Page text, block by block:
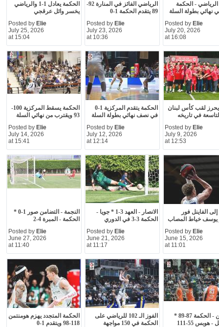
الحكمة يعادل 1-1 والرياضي
يخسر وائل عرقجي
Posted by Elie
July 25, 2026
at 15:04
الرياضي الفائز في المنارة 92-
89 يتقدم الحكمة 1-0
Posted by Elie
July 23, 2026
at 10:36
- الحكمة
نهائي بطولة السلة
Posted by Elie
July 20, 2026
at 16:08
الحكمة يسقط المركزية 100-
93 ويقترب من نهائي السلة
Posted by Elie
July 14, 2026
at 15:41
الحكمة يتقدم المركزية 1-0
في نصف نهائي بطولة السلة
Posted by Elie
July 12, 2026
at 12:14
يحرز لقب كأس لبنان
في تاريخه
Posted by Elie
July 9, 2026
at 12:53
النجمة - التضامن صور 1-0 *
الحكمة - المبرة 4-2
Posted by Elie
June 27, 2026
at 11:40
الانصار - العهد 3-1 * جويا -
الحكمة 3-3 في الدوري
Posted by Elie
June 21, 2026
at 11:17
الفاينل فور
خياط المصاب
Posted by Elie
June 15, 2026
at 11:01
الحكمة المتجدد يهزم هومنتمن
118-98 ويتقدم 1-0
الفوز الـ 102 للرياضي على
الحكمة في 150 مواجهة
هومنتمن - الحكمة 87-89 *
هوبس 55-111